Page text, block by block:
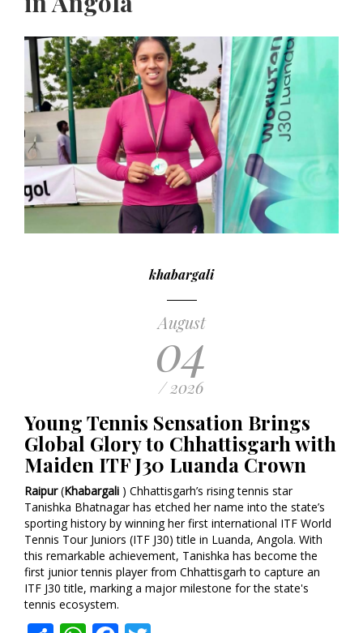
khabargali
August
04
/ 2026
Young Tennis Sensation Brings
Global Glory to Chhattisgarh with
Maiden ITF J30 Luanda Crown
Raipur(Khabargali ) Chhattisgarh’s rising tennis star
Tanishka Bhatnagar has etched her name into the state’s
sporting history by winning her first international ITF World
Tennis Tour Juniors (ITF J30) title in Luanda, Angola. With
this remarkable achievement, Tanishka has become the
first junior tennis player from Chhattisgarh to capture an
ITF J30 title, marking a major milestone for the state's
tennis ecosystem.